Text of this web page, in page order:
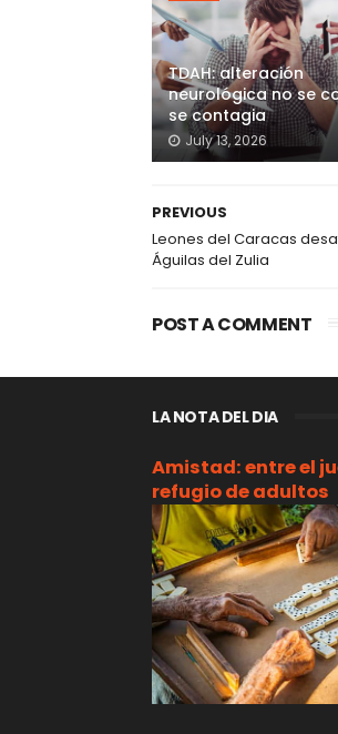
TDAH: alteración
neurológica no se
se contagia
July 13, 2026
PREVIOUS
Leones del Caracas
Águilas del Zulia
POST A COMMENT
LA NOTA DEL DIA
Amistad: entre el
refugio de adultos